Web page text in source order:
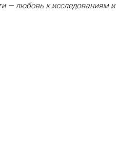
— любовь к исследованиям и